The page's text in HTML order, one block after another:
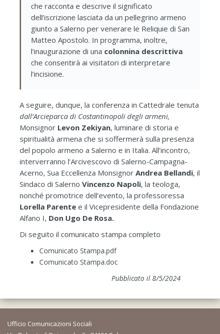
che racconta e descrive il significato
dell’iscrizione lasciata da un pellegrino armeno
giunto a Salerno per venerare le Reliquie di San
Matteo Apostolo. In programma, inoltre,
l’inaugurazione di una colonnina descrittiva
che consentirà ai visitatori di interpretare
l’incisione.
A seguire, dunque, la conferenza in Cattedrale tenuta
dall’Arcieparca di Costantinopoli degli armeni,
Monsignor Levon Zekiyan, luminare di storia e
spiritualità armena che si soffermerà sulla presenza
del popolo armeno a Salerno e in Italia. All’incontro,
interverranno l’Arcivescovo di Salerno-Campagna-
Acerno, Sua Eccellenza Monsignor Andrea Bellandi, il
Sindaco di Salerno Vincenzo Napoli, la teologa,
nonché promotrice dell’evento, la professoressa
Lorella Parente e il Vicepresidente della Fondazione
Alfano I, Don Ugo De Rosa.
Di seguito il comunicato stampa completo
Comunicato Stampa.pdf
Comunicato Stampa.doc
Pubblicato il 8/5/2024
Ufficio Comunicazioni Sociali